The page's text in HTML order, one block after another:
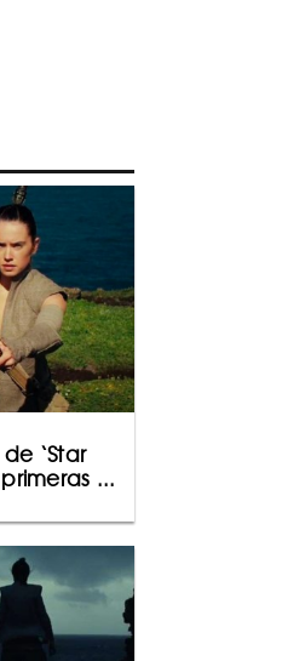
‘Star
primeras ...